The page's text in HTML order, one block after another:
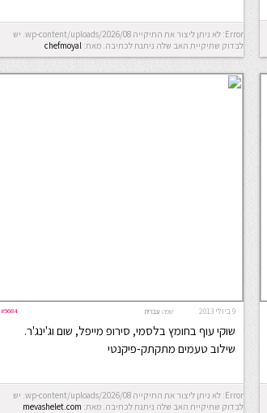
Error: לא ניתן ליצור את התיקייה wp-content/uploads/2026/08. יש
לבדוק שתיקיית האב שלה ניתנת לכתיבה. מאת: chefmoyal
9 ביולי 2013 #5684 שפה: עברית
שוקי עוף בחומץ בלסמי, סירופ מייפל, שום וג'ינג'ר.
שילוב טעמים מתקתק-פיקנטי
Error: לא ניתן ליצור את התיקייה wp-content/uploads/2026/08. יש
לבדוק שתיקיית האב שלה ניתנת לכתיבה. מאת: mevashelet.com